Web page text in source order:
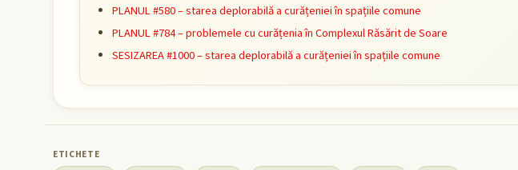
PLANUL #580 – starea deplorabilă a curățeniei în spațiile comune
PLANUL #784 – problemele cu curățenia în Complexul Răsărit de Soare
SESIZAREA #1000 – starea deplorabilă a curățeniei în spațiile comune